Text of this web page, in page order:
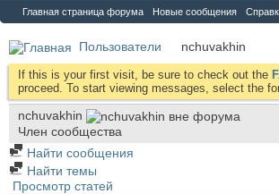
Главная страница форума Новые сообщения
Пользователи nchuvakhin
If this is your first visit, be sure to check out the
proceed. To start viewing messages, select the
nchuvakhin
Член сообщества
Найти сообщения
Найти темы
Просмотр статей